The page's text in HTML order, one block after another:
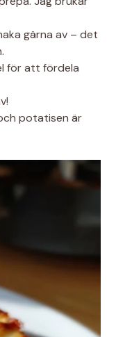
gärna av – det
för att fördela
potatisen är